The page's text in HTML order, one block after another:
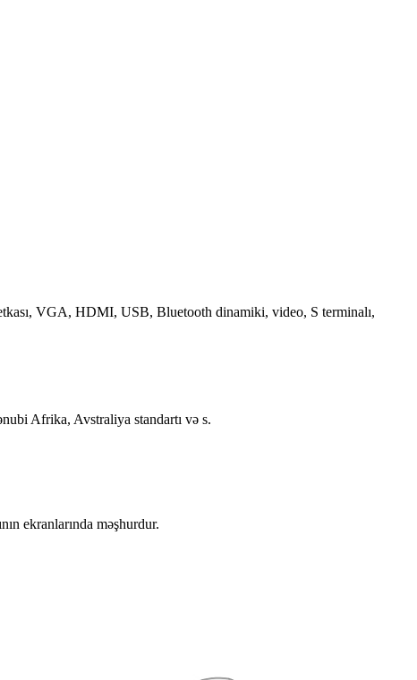
VGA, HDMI, USB, Bluetooth dinamiki, video, S terminalı,
Afrika, Avstraliya standartı və s.
ekranlarında məşhurdur.